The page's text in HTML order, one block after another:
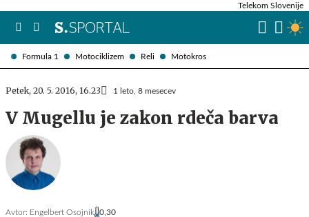
Formula 1 Motociklizem Reli Motokros
Telekom Slovenije
Petek, 20. 5. 2016, 16.23 1 leto, 8 mesecev
V Mugellu je zakon rdeča barva
Avtor: Engelbert Osojnik 0,30